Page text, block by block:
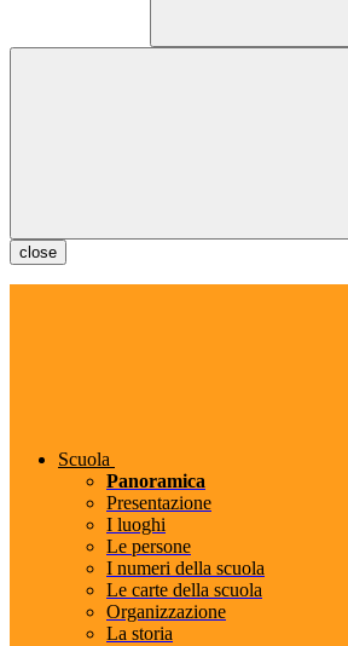
close
Scuola
Panoramica
Presentazione
I luoghi
Le persone
I numeri della scuola
Le carte della scuola
Organizzazione
La storia